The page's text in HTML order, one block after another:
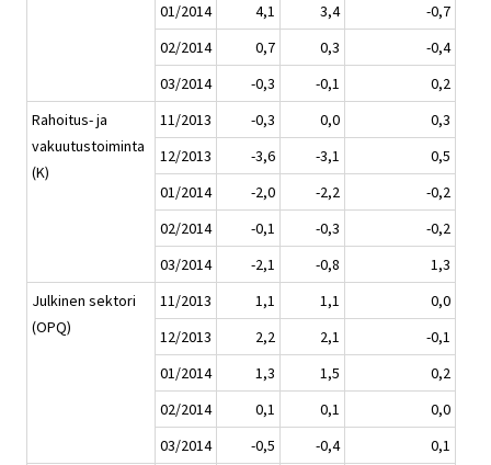
01/2014
4,1 3,4
-0,7
02/2014
0,7 0,3
-0,4
03/2014
-0,3 -0,1
0,2
Rahoitus- ja
vakuutustoiminta
(K)
11/2013 -0,3 0,0
0,3
12/2013
-3,6 -3,1
0,5
01/2014
-2,0 -2,2
-0,2
02/2014
-0,1 -0,3
-0,2
03/2014
-2,1 -0,8
1,3
Julkinen sektori
(OPQ)
11/2013 1,1 1,1
0,0
12/2013
2,2 2,1
-0,1
01/2014
1,3 1,5
0,2
02/2014
0,1 0,1
0,0
03/2014
-0,5 -0,4
0,1